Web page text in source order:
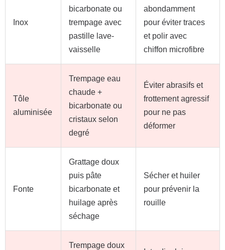
Inox
bicarbonate ou
trempage avec
pastille lave-
vaisselle
abondamment
pour éviter traces
et polir avec
chiffon microfibre
Tôle
aluminisée
Trempage eau
chaude +
bicarbonate ou
cristaux selon
degré
Éviter abrasifs et
frottement agressif
pour ne pas
déformer
Fonte
Grattage doux
puis pâte
bicarbonate et
huilage après
séchage
Sécher et huiler
pour prévenir la
rouille
Trempage doux